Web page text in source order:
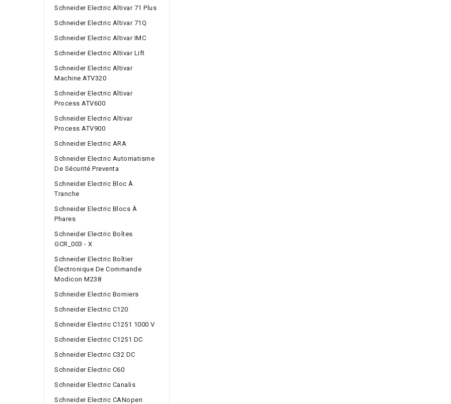
Schneider Electric Altivar 71 Plus
Schneider Electric Altivar 71Q
Schneider Electric Altivar IMC
Schneider Electric Altivar Lift
Schneider Electric Altivar
Machine ATV320
Schneider Electric Altivar
Process ATV600
Schneider Electric Altivar
Process ATV900
Schneider Electric ARA
Schneider Electric Automatisme
De Sécurité Preventa
Schneider Electric Bloc À
Tranche
Schneider Electric Blocs À
Phares
Schneider Electric Boîtes
GCR_003 - X
Schneider Electric Boîtier
Électronique De Commande
Modicon M238
Schneider Electric Borniers
Schneider Electric C120
Schneider Electric C1251 1000 V
Schneider Electric C1251 DC
Schneider Electric C32 DC
Schneider Electric C60
Schneider Electric Canalis
Schneider Electric CANopen